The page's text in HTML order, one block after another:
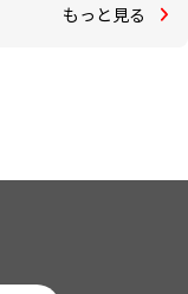
もっと見る